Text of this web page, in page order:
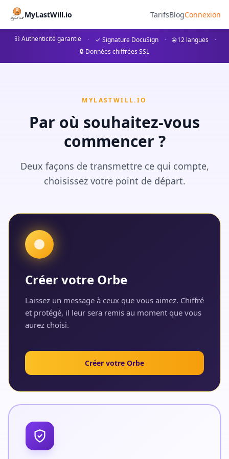
MyLastWill.io TarifsBlogConnexion
⛓ Authenticité garantie · ✓ Signature DocuSign · 🌐 12 langues
·
🔒 Données chiffrées SSL
MYLASTWILL.IO
Par où souhaitez-vous
commencer ?
Deux façons de transmettre ce qui compte,
choisissez votre point de départ.
Créer votre Orbe
Laissez un message à ceux que vous aimez. Chiffré
et protégé, il leur sera remis au moment que vous
aurez choisi.
Créer votre Orbe
Bestattungsunternehmen
Finden Sie das passende Bestattungsunternehmen
## Bestattungsunternehmen in Köln: Ein umfassender